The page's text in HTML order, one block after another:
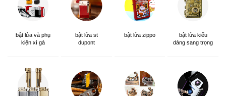
bật lửa và phụ
kiện xì gà
bật lửa st
dupont
bật lửa zippo
bật lửa kiểu
dáng sang trọng